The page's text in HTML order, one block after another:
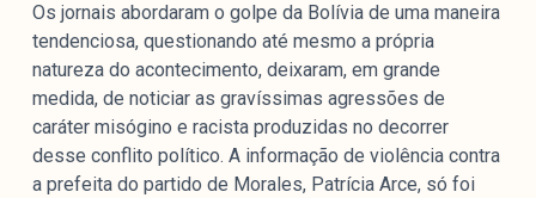
Os jornais abordaram o golpe da Bolívia de uma maneira
tendenciosa, questionando até mesmo a própria
natureza do acontecimento, deixaram, em grande
medida, de noticiar as gravíssimas agressões de
caráter misógino e racista produzidas no decorrer
desse conflito político. A informação de violência contra
a prefeita do partido de Morales, Patrícia Arce, só foi